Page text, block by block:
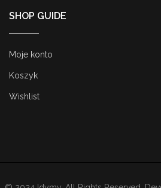
SHOP GUIDE
Moje konto
Koszyk
Wishlist